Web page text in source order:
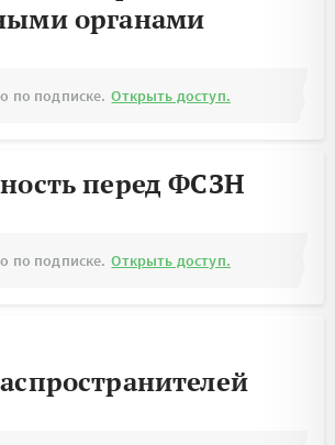
органами
по подписке. Открыть доступ.
перед ФСЗН
по подписке. Открыть доступ.